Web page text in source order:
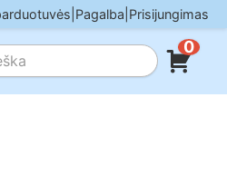
Pagalba Prisijungimas
0